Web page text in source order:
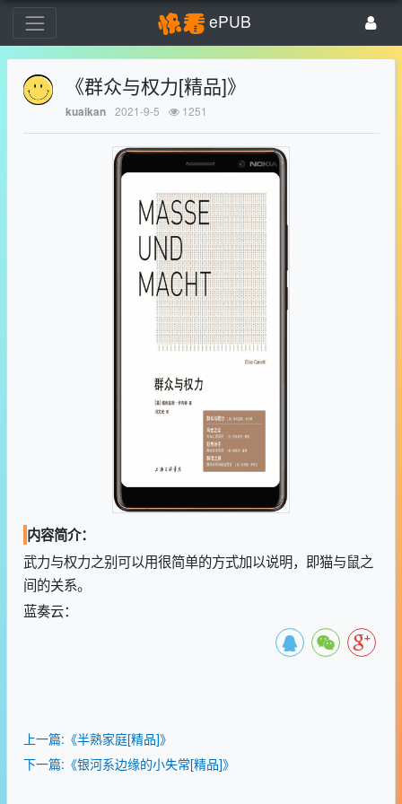
ePUB
《群众与权力[精品]》
kuaikan 2021-9-5 1251
内容简介：
武力与权力之别可以用很简单的方式加以说明，即猫与鼠之
间的关系。
蓝奏云：
上一篇:《半熟家庭[精品]》
下一篇:《银河系边缘的小失常[精品]》